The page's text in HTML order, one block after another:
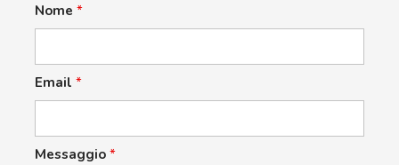
Nome *
Email *
Messaggio *